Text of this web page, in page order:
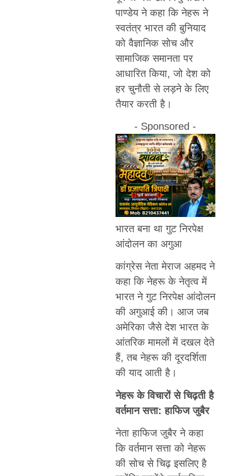
पाण्डेय ने कहा कि नेहरू ने
स्वतंत्र भारत की बुनियाद
को वैज्ञानिक सोच और
सामाजिक समानता पर
आधारित किया, जो देश को
हर चुनौती से लड़ने के लिए
तैयार करती है।
- Sponsored -
भारत बना था गुट निरपेक्ष
आंदोलन का अगुआ
कांग्रेस नेता मेराज अहमद ने
कहा कि नेहरू के नेतृत्व में
भारत ने गुट निरपेक्ष आंदोलन
की अगुआई की। आज जब
अमेरिका जैसे देश भारत के
आंतरिक मामलों में दखल देते
हैं, तब नेहरू की दूरदर्शिता
की याद आती है।
नेहरू के विचारों से चिढ़ती है
वर्तमान सत्ता: हाफिज जुबैर
नेता हाफिज जुबैर ने कहा
कि वर्तमान सत्ता को नेहरू
की सोच से चिढ़ इसलिए है